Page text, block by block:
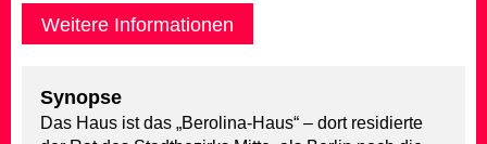
Weitere Informationen
Synopse
Das Haus ist das „Berolina-Haus“ – dort residierte